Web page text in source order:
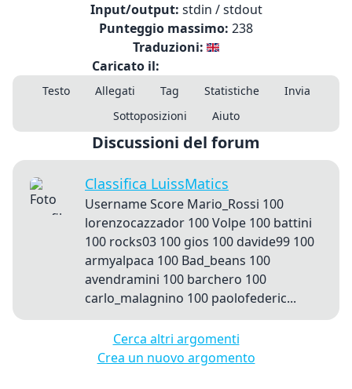
Input/output: stdin / stdout
Punteggio massimo: 238
Traduzioni:
Caricato il:
Testo Allegati Tag Statistiche
Invia
Sottoposizioni
Aiuto
Discussioni del forum
Classifica LuissMatics
Username Score Mario_Rossi 100
lorenzocazzador 100 Volpe 100 battini
100 rocks03 100 gios 100 davide99 100
armyalpaca 100 Bad_beans 100
avendramini 100 barchero 100
carlo_malagnino 100 paolofederic...
Cerca altri argomenti
Crea un nuovo argomento